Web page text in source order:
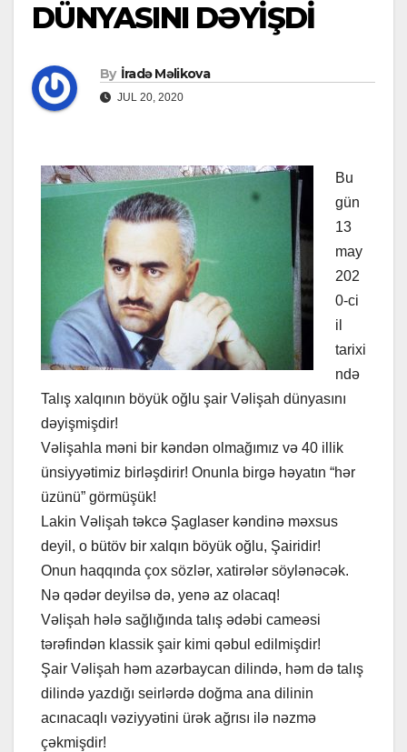
DÜNYASINI DƏYİŞDİ
By İradə Məlikova
JUL 20, 2020
Bu
gün
13
may
202
0-ci
il
tarixi
ndə
Talış xalqının böyük oğlu şair Vəlişah dünyasını
dəyişmişdir!
Vəlişahla məni bir kəndən olmağımız və 40 illik
ünsiyyətimiz birləşdirir! Onunla birgə həyatın “hər
üzünü” görmüşük!
Lakin Vəlişah təkcə Şaglaser kəndinə məxsus
deyil, o bütöv bir xalqın böyük oğlu, Şairidir!
Onun haqqında çox sözlər, xatirələr söylənəcək.
Nə qədər deyilsə də, yenə az olacaq!
Vəlişah hələ sağlığında talış ədəbi cameəsi
tərəfindən klassik şair kimi qəbul edilmişdir!
Şair Vəlişah həm azərbaycan dilində, həm də talış
dilində yazdığı seirlərdə doğma ana dilinin
acınacaqlı vəziyyətini ürək ağrısı ilə nəzmə
çəkmişdir!